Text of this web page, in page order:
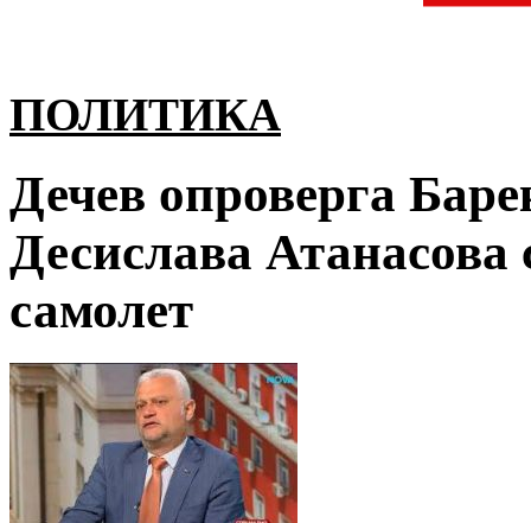
ПОЛИТИКА
Дечев опроверга
Десислава
самолет